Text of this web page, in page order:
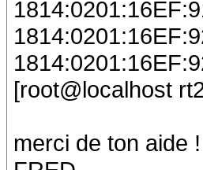
[root@localhost
merci de ton aide !